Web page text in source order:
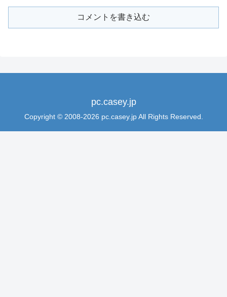
コメントを書き込む
pc.casey.jp
Copyright © 2008-2026 pc.casey.jp All Rights Reserved.